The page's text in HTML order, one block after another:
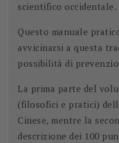
scientifico occidentale.
Questo manuale
avvicinarsi a questa
possibilità di
La prima parte del
(filosofici e pratici)
Cinese, mentre la
descrizione dei 100